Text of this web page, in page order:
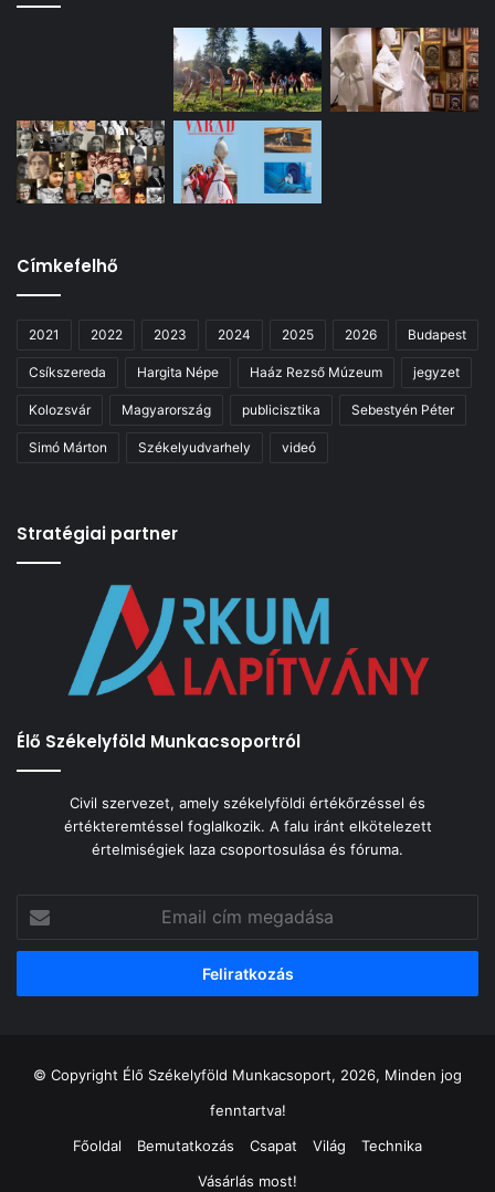
Címkefelhő
2021 2022 2023 2024 2025 2026 Budapest
Csíkszereda Hargita Népe Haáz Rezső Múzeum jegyzet
Kolozsvár Magyarország publicisztika Sebestyén Péter
Simó Márton Székelyudvarhely videó
Stratégiai partner
Élő Székelyföld Munkacsoportról
Civil szervezet, amely székelyföldi értékőrzéssel és
értékteremtéssel foglalkozik. A falu iránt elkötelezett
értelmiségiek laza csoportosulása és fóruma.
cím
megadása
© Copyright Élő Székelyföld Munkacsoport, 2026, Minden jog
fenntartva!
Főoldal
Bemutatkozás Csapat Világ
Technika
Vásárlás most!